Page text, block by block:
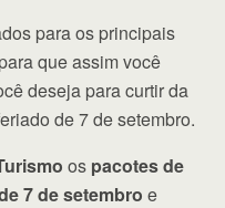
para os principais
que assim você
deseja para curtir da
de 7 de setembro.
os pacotes de
7 de setembro e